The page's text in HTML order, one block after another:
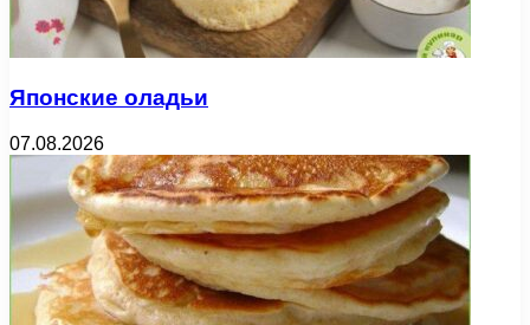
Японские оладьи
07.08.2026